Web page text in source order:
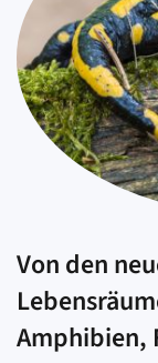
Von den
Amphibien,